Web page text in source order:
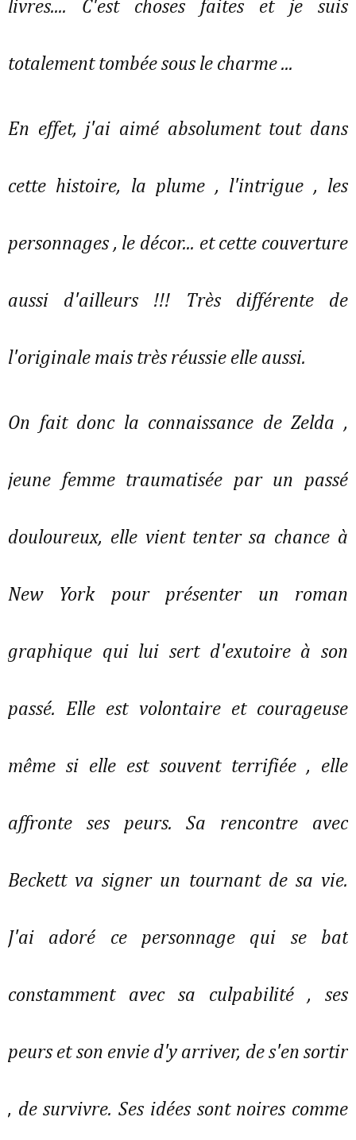
livres.... C'est choses faites et je suis
totalement tombée sous le charme ...
En effet, j'ai aimé absolument tout dans
cette histoire, la plume , l'intrigue , les
personnages , le décor... et cette couverture
aussi d'ailleurs !!! Très différente de
l'originale mais très réussie elle aussi.
On fait donc la connaissance de Zelda ,
jeune femme traumatisée par un passé
douloureux, elle vient tenter sa chance à
New York pour présenter un roman
graphique qui lui sert d'exutoire à son
passé. Elle est volontaire et courageuse
même si elle est souvent terrifiée , elle
affronte ses peurs. Sa rencontre avec
Beckett va signer un tournant de sa vie.
J'ai adoré ce personnage qui se bat
constamment avec sa culpabilité , ses
peurs et son envie d'y arriver, de s'en sortir
, de survivre. Ses idées sont noires comme